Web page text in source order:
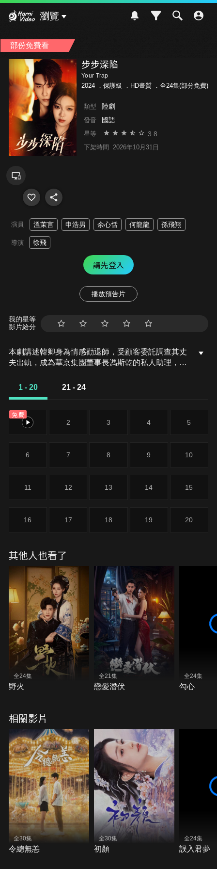
瀏覽
部份免費看
步步深陷
Your Trap
2024 ． 保護級 ．HD畫質 ．全24集(部分免費)
類型 陸劇
發音 國語
星等 3.8
下架時間 2026年10月31日
演員 溫茉言 申浩男 余心恬 何龍龍 孫飛翔
導演 徐飛
請先登入
播放預告片
我的星等
影片給分
本劇講述韓卿身為情感勸退師，受顧客委託調查其丈
夫出軌，成為華京集團董事長馮斯乾的私人助理，被
忌、試探到攜手、互助、坦誠，最終找到婚姻本質，
1 - 20 21 - 24
免費
1 2 3 4 5
6 7 8 9 10
11 12 13 14 15
16 17 18 19 20
其他人也看了
全24集
野火
全21集
戀愛潛伏
全24集
勾心
相關影片
全30集
令總無恙
全30集
初顏
全24集
誤入君夢